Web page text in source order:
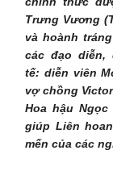
Trưng Vương
và hoành tráng
các đạo diễn,
tế: diễn viên
vợ chồng
Hoa hậu Ngọc
giúp Liên
mến của các